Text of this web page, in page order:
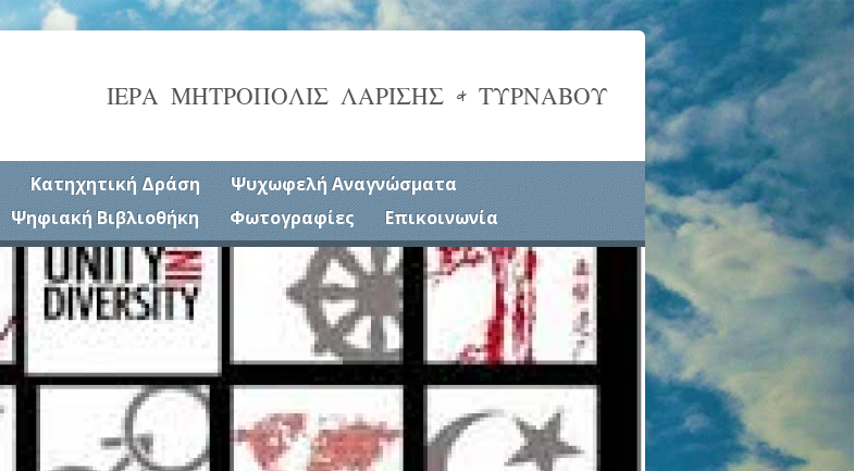
ΙΕΡΑ ΜΗΤΡΟΠΟΛΙΣ ΛΑΡΙΣΗΣ & ΤΥΡΝΑΒΟΥ
Κατηχητική Δράση
Ψυχωφελή Αναγνώσματα
Ψηφιακή Βιβλιοθήκη Φωτογραφίες Επικοινωνία